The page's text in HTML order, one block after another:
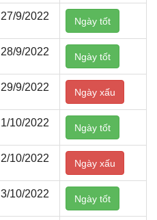
27/9/2022 Ngày tốt
28/9/2022 Ngày tốt
29/9/2022 Ngày xấu
1/10/2022 Ngày tốt
2/10/2022 Ngày xấu
3/10/2022 Ngày tốt